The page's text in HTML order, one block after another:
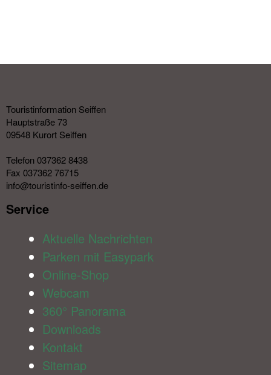
Touristinformation Seiffen
Hauptstraße 73
09548 Kurort Seiffen
Telefon 037362 8438
Fax 037362 76715
info@touristinfo-seiffen.de
Service​
Aktuelle Nachrichten
Parken mit Easypark
Online-Shop
Webcam
360° Panorama
Downloads
Kontakt
Sitemap